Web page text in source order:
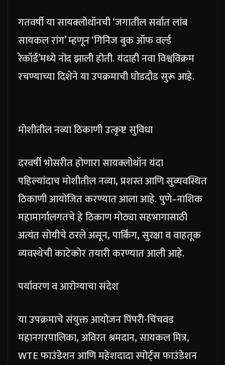
गतवर्षी या सायक्लोथॉनची ‘जगातील सर्वात लांब
सायकल रांग’ म्हणून ‘गिनिज बुक ऑफ वर्ल्ड
रेकॉर्ड’मध्ये नोंद झाली होती. यंदाही नवा विश्वविक्रम
रचण्याच्या दिशेने या उपक्रमाची घोडदौड सुरू आहे.
मोशीतील नव्या ठिकाणी उत्कृष्ट सुविधा
दरवर्षी भोसरीत होणारा सायक्लोथॉन यंदा
पहिल्यांदाच मोशीतील नव्या, प्रशस्त आणि सुव्यवस्थित
ठिकाणी आयोजित करण्यात आला आहे. पुणे–नाशिक
महामार्गालगतचे हे ठिकाण मोठ्या सहभागासाठी
अत्यंत सोयीचे ठरले असून, पार्किंग, सुरक्षा व वाहतूक
व्यवस्थेची काटेकोर तयारी करण्यात आली आहे.
पर्यावरण व आरोग्याचा संदेश
या उपक्रमाचे संयुक्त आयोजन पिंपरी-चिंचवड
महानगरपालिका, अविरत श्रमदान, सायकल मित्र,
WTE फाउंडेशन आणि महेशदादा स्पोर्ट्स फाउंडेशन